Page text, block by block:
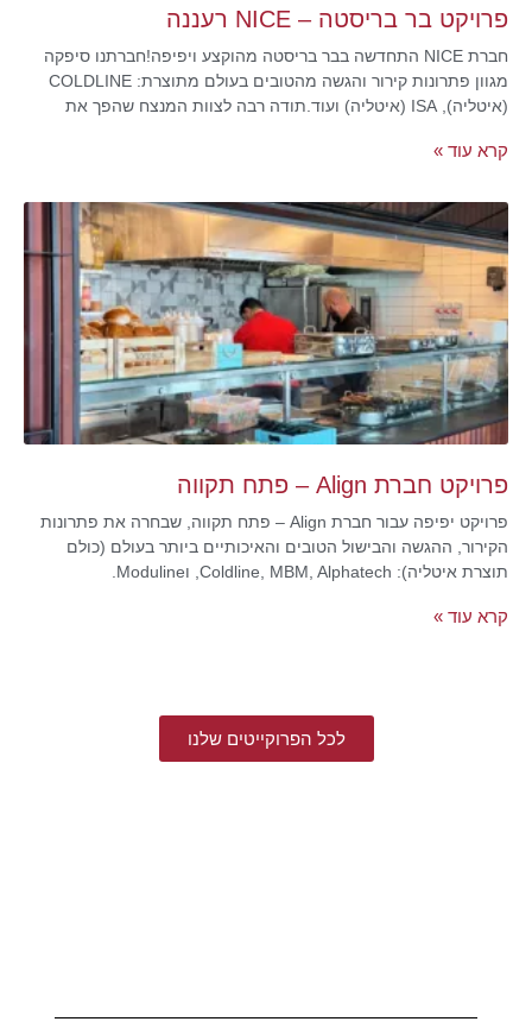
פרויקט בר בריסטה – NICE רעננה
חברת NICE התחדשה בבר בריסטה מהוקצע ויפיפה!חברתנו סיפקה
מגוון פתרונות קירור והגשה מהטובים בעולם מתוצרת: COLDLINE
(איטליה), ISA (איטליה) ועוד.תודה רבה לצוות המנצח שהפך את
קרא עוד »
פרויקט חברת Align – פתח תקווה
פרויקט יפיפה עבור חברת Align – פתח תקווה, שבחרה את פתרונות
הקירור, ההגשה והבישול הטובים והאיכותיים ביותר בעולם (כולם
תוצרת איטליה): Coldline, MBM, Alphatech, וModuline.
קרא עוד »
לכל הפרוקייטים שלנו